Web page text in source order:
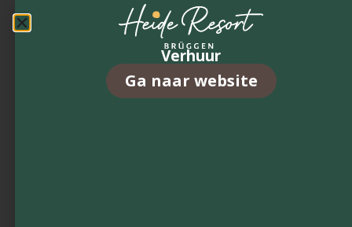
GreenBay
€Op aanvraag
Aanvraag
Verhuur
Ga naar website